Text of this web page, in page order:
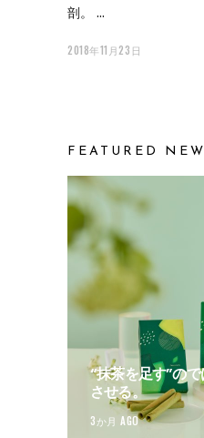
剖。
2018年11月23日
FEATURED
“抹茶を足す”の
させる。
3か月 AGO